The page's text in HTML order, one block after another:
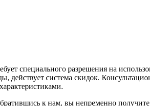
специального разрешения на
система скидок.
к нам, вы непременно